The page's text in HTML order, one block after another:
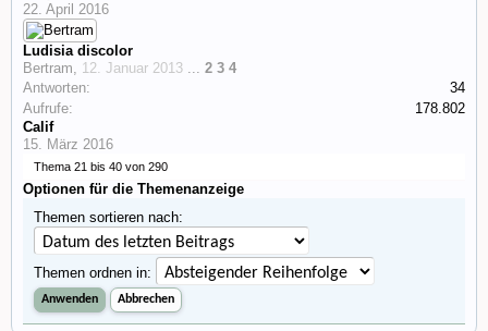
22. April 2016
Ludisia discolor
Bertram, 12. Januar 2013 ... 2 3 4
Antworten:
34
Aufrufe:
178.802
Calif
15. März 2016
Thema 21 bis 40 von 290
Optionen für die Themenanzeige
Themen sortieren nach:
Themen ordnen in: